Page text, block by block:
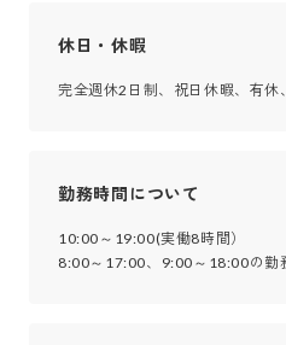
休日・休暇
完全週休2日制、祝日休暇、有
勤務時間について
10:00～19:00(実働8時間）
8:00～17:00、9:00～18:00の勤